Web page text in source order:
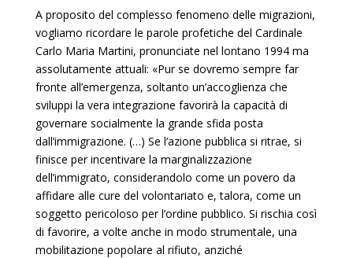
A proposito del complesso fenomeno delle migrazioni,
vogliamo ricordare le parole profetiche del Cardinale
Carlo Maria Martini, pronunciate nel lontano 1994 ma
assolutamente attuali: «Pur se dovremo sempre far
fronte all’emergenza, soltanto un’accoglienza che
sviluppi la vera integrazione favorirà la capacità di
governare socialmente la grande sfida posta
dall’immigrazione. (…) Se l’azione pubblica si ritrae, si
finisce per incentivare la marginalizzazione
dell’immigrato, considerandolo come un povero da
affidare alle cure del volontariato e, talora, come un
soggetto pericoloso per l’ordine pubblico. Si rischia così
di favorire, a volte anche in modo strumentale, una
mobilitazione popolare al rifiuto, anziché